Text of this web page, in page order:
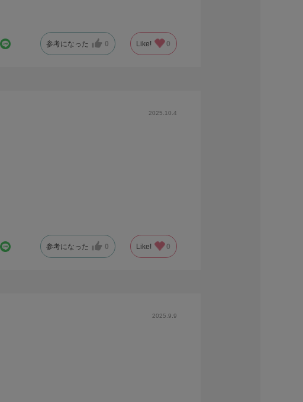
参考になった 0 Like! 0
2025.10.4
参考になった 0 Like! 0
2025.9.9